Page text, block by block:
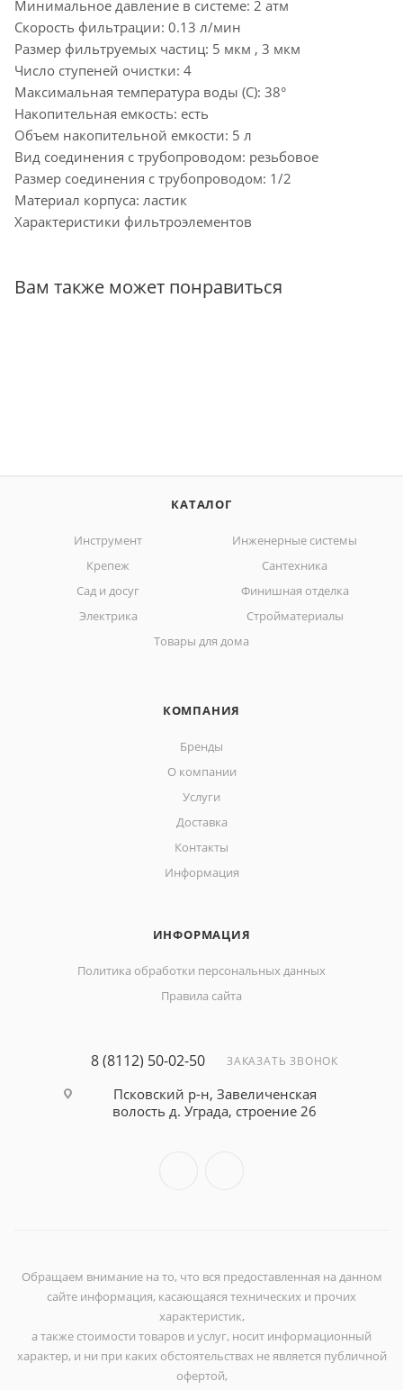
Минимальное давление в системе: 2 атм
Скорость фильтрации: 0.13 л/мин
Размер фильтруемых частиц: 5 мкм , 3 мкм
Число ступеней очистки: 4
Максимальная температура воды (C): 38°
Накопительная емкость: есть
Объем накопительной емкости: 5 л
Вид соединения с трубопроводом: резьбовое
Размер соединения с трубопроводом: 1/2
Материал корпуса: ластик
Характеристики фильтроэлементов
Вам также может понравиться
КАТАЛОГ
Инструмент
Инженерные системы
Крепеж
Сантехника
Сад и досуг
Финишная отделка
Электрика
Стройматериалы
Товары для дома
КОМПАНИЯ
Бренды
О компании
Услуги
Доставка
Контакты
Информация
ИНФОРМАЦИЯ
Политика обработки персональных данных
Правила сайта
8 (8112) 50-02-50 ЗАКАЗАТЬ ЗВОНОК
Псковский р-н, Завеличенская
волость д. Уграда, строение 26
Обращаем внимание на то, что вся предоставленная на данном
сайте информация, касающаяся технических и прочих
характеристик,
а также стоимости товаров и услуг, носит информационный
характер, и ни при каких обстоятельствах не является публичной
офертой,